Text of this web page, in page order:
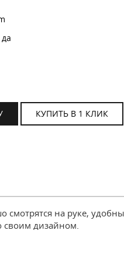
да
КУПИТЬ В 1 КЛИК
на руке,
своим дизайном.